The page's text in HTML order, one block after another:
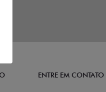
ENTRE EM CONTATO